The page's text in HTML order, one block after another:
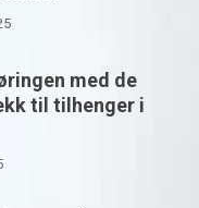
med de
til tilhenger i